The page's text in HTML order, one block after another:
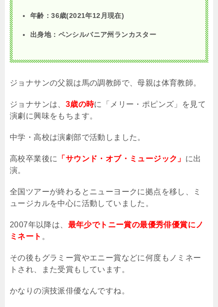
年齢：36歳(2021年12月現在)
出身地：ペンシルバニア州ランカスター
ジョナサンの父親は馬の調教師で、母親は体育教師。
ジョナサンは、 3歳の時に「メリー・ポピンズ」を見て
演劇に興味をもちます。
中学・高校は演劇部で活動しました。
高校卒業後に 「サウンド・オブ・ミュージック」 に出
演。
全国ツアーが終わるとニューヨークに拠点を移し、ミ
ュージカルを中心に活動していました。
2007年以降は、 最年少でトニー賞の最優秀俳優賞にノ
ミネート 。
その後もグラミー賞やエニー賞などに何度もノミネー
トされ、また受賞もしています。
かなりの演技派俳優なんですね。